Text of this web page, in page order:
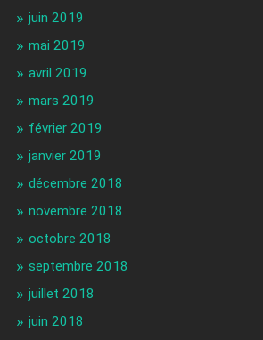
juin 2019
mai 2019
avril 2019
mars 2019
février 2019
janvier 2019
décembre 2018
novembre 2018
octobre 2018
septembre 2018
juillet 2018
juin 2018